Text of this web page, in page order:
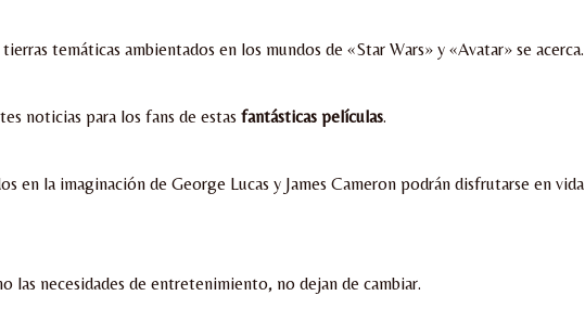
temáticas ambientados en los mundos de «Star Wars» y «Avatar» se acerca.
noticias para los fans de estas fantásticas películas.
en la imaginación de George Lucas y James Cameron podrán disfrutarse en vida
las necesidades de entretenimiento, no dejan de cambiar.